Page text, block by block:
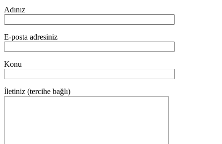
Adınız
E-posta adresiniz
Konu
İletiniz (tercihe bağlı)